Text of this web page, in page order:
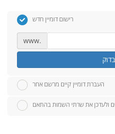
רישום דומיין חדש
www.
בדוק
העברת דומיין קיים מרשם אחר
ולעדכן את שרתי השמות בהתאם